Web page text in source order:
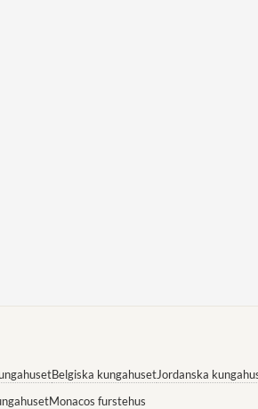
Belgiska kungahusetJordanska
Monacos furstehus